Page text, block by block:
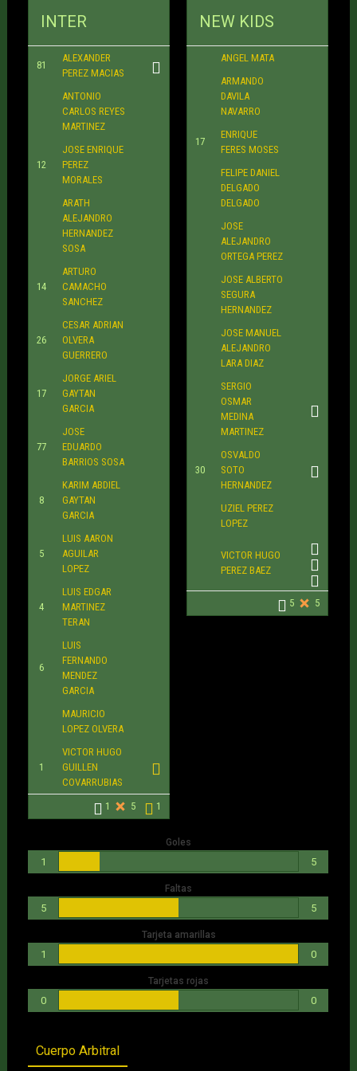
INTER
81
ALEXANDER
PEREZ MACIAS
ANTONIO
CARLOS REYES
MARTINEZ
12
JOSE ENRIQUE
PEREZ
MORALES
ARATH
ALEJANDRO
HERNANDEZ
SOSA
14
ARTURO
CAMACHO
SANCHEZ
26
CESAR ADRIAN
OLVERA
GUERRERO
17
JORGE ARIEL
GAYTAN
GARCIA
77
JOSE
EDUARDO
BARRIOS SOSA
8
KARIM ABDIEL
GAYTAN
GARCIA
5
LUIS AARON
AGUILAR
LOPEZ
4
LUIS EDGAR
MARTINEZ
TERAN
6
LUIS
FERNANDO
MENDEZ
GARCIA
MAURICIO
LOPEZ OLVERA
1
VICTOR HUGO
GUILLEN
COVARRUBIAS
1
5 1
NEW KIDS
ANGEL MATA
ARMANDO
DAVILA
NAVARRO
17
ENRIQUE
FERES MOSES
FELIPE DANIEL
DELGADO
DELGADO
JOSE
ALEJANDRO
ORTEGA PEREZ
JOSE ALBERTO
SEGURA
HERNANDEZ
JOSE MANUEL
ALEJANDRO
LARA DIAZ
SERGIO
OSMAR
MEDINA
MARTINEZ
30
OSVALDO
SOTO
HERNANDEZ
UZIEL PEREZ
LOPEZ
VICTOR HUGO
PEREZ BAEZ
5 5
Goles
1 5
Faltas
5 5
Tarjeta amarillas
1 0
Tarjetas rojas
0 0
Cuerpo Arbitral